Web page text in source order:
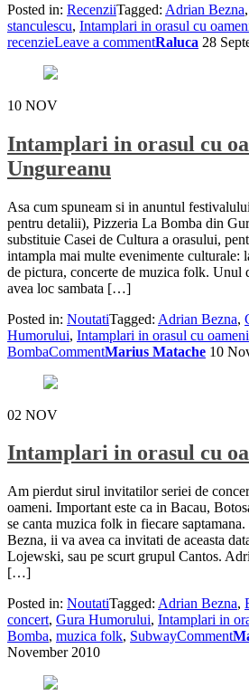
Posted in: RecenziiTagged: Adrian Bezna,
stanculescu, Intamplari in orasul cu
recenzieLeave a commentRaluca 28
10 NOV
Intamplari in orasul cu
Ungureanu
Asa cum spuneam si in anuntul
pentru detalii), Pizzeria La Bomba din
substituie Casei de Cultura a orasului,
intampla mai multe evenimente culturale:
de pictura, concerte de muzica folk. Unul
avea loc sambata […]
Posted in: NoutatiTagged: Adrian Bezna,
Humorului, Intamplari in orasul cu oameni
BombaCommentMarius Matache 10
02 NOV
Intamplari in orasul cu
Am pierdut sirul invitatilor seriei de
oameni. Important este ca in Bacau,
se canta muzica folk in fiecare
Bezna, ii va avea ca invitati de aceasta
Lojewski, sau pe scurt grupul Cantos.
[…]
Posted in: NoutatiTagged: Adrian Bezna,
concert, Gura Humorului, Intamplari in
Bomba, muzica folk, SubwayComment
November 2010